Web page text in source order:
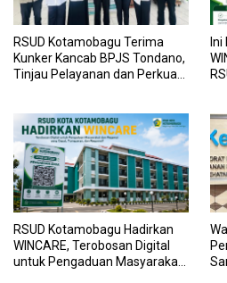
RSUD Kotamobagu Terima
Kunker Kancab BPJS Tondano,
Tinjau Pelayanan dan Perkuat
RSUD Kotamobagu Hadirkan
WINCARE, Terobosan Digital
untuk Pengaduan Masyarakat